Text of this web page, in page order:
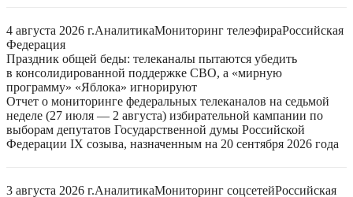
4 августа 2026 г.АналитикаМониторинг телеэфираРоссийская
Федерация
Праздник общей беды: телеканалы пытаются убедить
в консолидированной поддержке СВО, а «мирную
программу» «Яблока» игнорируют
Отчет о мониторинге федеральных телеканалов на седьмой
неделе (27 июля — 2 августа) избирательной кампании по
выборам депутатов Государственной думы Российской
Федерации IX созыва, назначенным на 20 сентября 2026 года
3 августа 2026 г.АналитикаМониторинг соцсетейРоссийская